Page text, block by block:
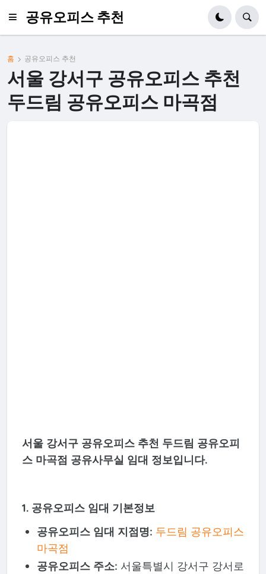
공유오피스 추천
홈 공유오피스 추천
서울 강서구 공유오피스 추천
두드림 공유오피스 마곡점
서울 강서구 공유오피스 추천 두드림 공유오피
스 마곡점 공유사무실 임대 정보입니다.
1. 공유오피스 임대 기본정보
공유오피스 임대 지점명: 두드림 공유오피스
마곡점
공유오피스 주소: 서울특별시 강서구 강서로